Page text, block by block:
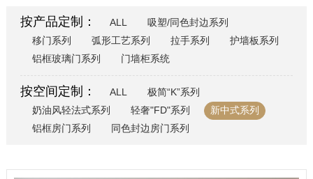
企业视频
屋订制
产品定制
空间定制
牌资讯
按产品定制： ALL
吸塑/同色封边系列
移门系列
弧形工艺系列 拉手系列
护墙板系列
铝框玻璃门系列
门墙柜系统
按空间定制： ALL
极简“K”系列
奶油风轻法式系列
轻奢"FD"系列
新中式系列
铝框房门系列
同色封边房门系列